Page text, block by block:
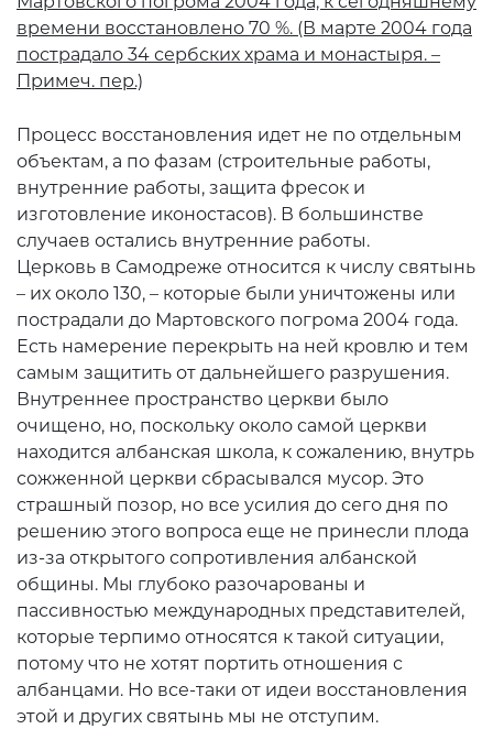
времени восстановлено 70 %. (В марте 2004 года
пострадало 34 сербских храма и монастыря. –
Примеч. пер.)
Процесс восстановления идет не по отдельным
объектам, а по фазам (строительные работы,
внутренние работы, защита фресок и
изготовление иконостасов). В большинстве
случаев остались внутренние работы.
Церковь в Самодреже относится к числу святынь
– их около 130, – которые были уничтожены или
пострадали до Мартовского погрома 2004 года.
Есть намерение перекрыть на ней кровлю и тем
самым защитить от дальнейшего разрушения.
Внутреннее пространство церкви было
очищено, но, поскольку около самой церкви
находится албанская школа, к сожалению, внутрь
сожженной церкви сбрасывался мусор. Это
страшный позор, но все усилия до сего дня по
решению этого вопроса еще не принесли плода
из-за открытого сопротивления албанской
общины. Мы глубоко разочарованы и
пассивностью международных представителей,
которые терпимо относятся к такой ситуации,
потому что не хотят портить отношения с
албанцами. Но все-таки от идеи восстановления
этой и других святынь мы не отступим.